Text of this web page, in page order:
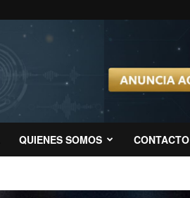
QUIENES SOMOS CONTACTO